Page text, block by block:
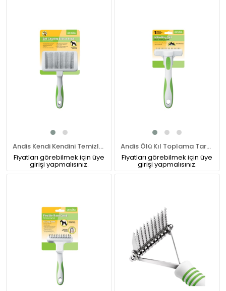
Andis Kendi Kendini Temizleyen Fırça
Fiyatları görebilmek için üye
girişi yapmalısınız.
Andis Ölü Kıl Toplama Tarağı
Fiyatları görebilmek için üye
girişi yapmalısınız.